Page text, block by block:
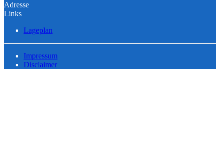
Adresse
Links
Lageplan
Impressum
Disclaimer